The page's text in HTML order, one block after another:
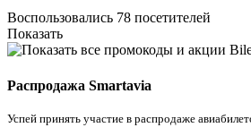
Воспользовались 78 посетителей
Показать
Распродажа Smartavia
Успей принять участие в распродаже